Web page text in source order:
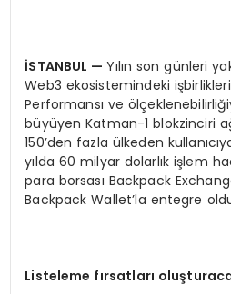
İSTANBUL —Yılın son günleri
Web3 ekosistemindeki işbirlikleri
Performansı ve
büyüyen Katman-1 blokzinciri
150’den fazla ülkeden
yılda 60 milyar dolarlık işlem
para borsası Backpack
Backpack Wallet’la entegre
Listeleme fırsatları